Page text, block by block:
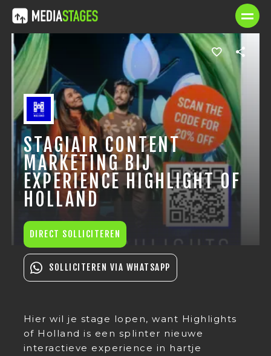
STAGIAIR CONTENT
MARKETING BIJ
EXPERIENCE HIGHLIGHT OF
HOLLAND
DIRECT SOLLICITEREN
SOLLICITEREN VIA WHATSAPP
Hier wil je stage lopen, want Highlights
of Holland is een splinter nieuwe
interactieve experience in hartje